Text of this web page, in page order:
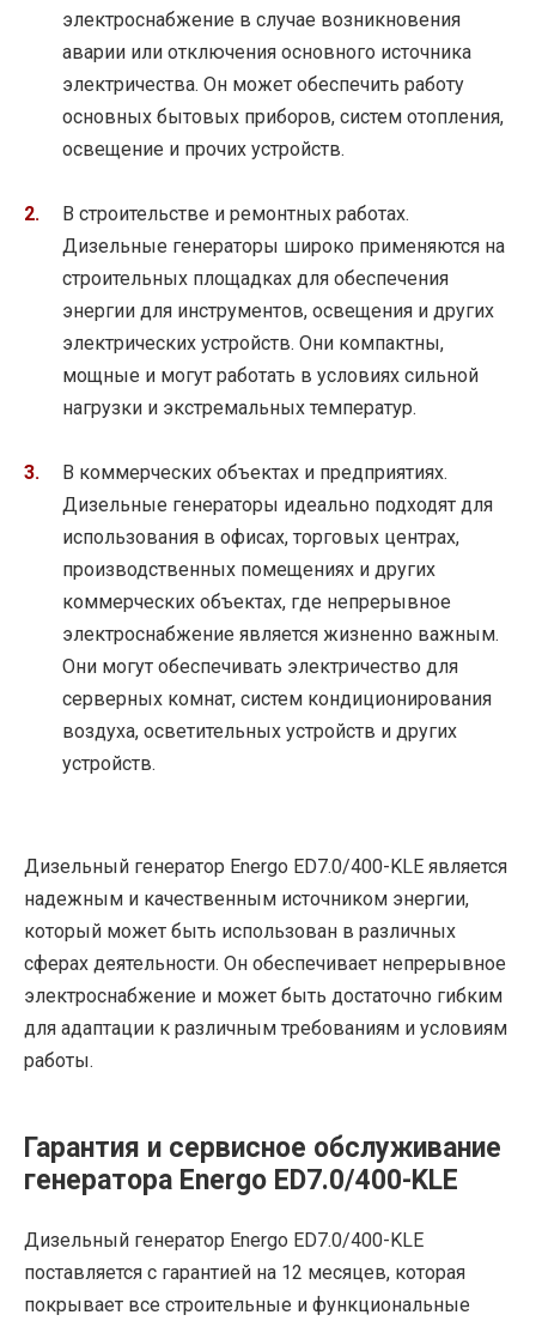
электроснабжение в случае возникновения
аварии или отключения основного источника
электричества. Он может обеспечить работу
основных бытовых приборов, систем отопления,
освещение и прочих устройств.
В строительстве и ремонтных работах.
Дизельные генераторы широко применяются на
строительных площадках для обеспечения
энергии для инструментов, освещения и других
электрических устройств. Они компактны,
мощные и могут работать в условиях сильной
нагрузки и экстремальных температур.
В коммерческих объектах и предприятиях.
Дизельные генераторы идеально подходят для
использования в офисах, торговых центрах,
производственных помещениях и других
коммерческих объектах, где непрерывное
электроснабжение является жизненно важным.
Они могут обеспечивать электричество для
серверных комнат, систем кондиционирования
воздуха, осветительных устройств и других
устройств.
Дизельный генератор Energo ED7.0/400-KLE является
надежным и качественным источником энергии,
который может быть использован в различных
сферах деятельности. Он обеспечивает непрерывное
электроснабжение и может быть достаточно гибким
для адаптации к различным требованиям и условиям
работы.
Гарантия и сервисное обслуживание
генератора Energo ED7.0/400-KLE
Дизельный генератор Energo ED7.0/400-KLE
поставляется с гарантией на 12 месяцев, которая
покрывает все строительные и функциональные